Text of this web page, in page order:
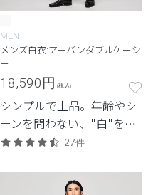
MEN
メンズ白衣:アーバンダブルケーシ
ー
18,590円 (税込)
シンプルで上品。年齢やシ
ーンを問わない、"白"を追
求したクラシコの定番モデ
27件